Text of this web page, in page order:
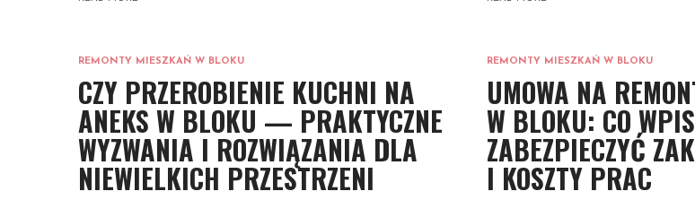
REMONTY MIESZKAŃ W BLOKU
CZY PRZEROBIENIE KUCHNI NA
ANEKS W BLOKU — PRAKTYCZNE
WYZWANIA I ROZWIĄZANIA DLA
NIEWIELKICH PRZESTRZENI
REMONTY MIESZKAŃ W BLOKU
UMOWA NA
W BLOKU: CO
ZABEZPIECZYĆ
I KOSZTY PRAC